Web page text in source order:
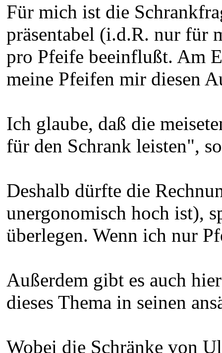
Für mich ist die
präsentabel (i.d.R. nur für
pro Pfeife beeinflußt. Am
meine Pfeifen mir diesen
Ich glaube, daß die
für den Schrank leisten",
Deshalb dürfte die
unergonomisch hoch ist),
überlegen. Wenn ich nur
Außerdem gibt es auch
dieses Thema in seinen
Wobei die Schränke von